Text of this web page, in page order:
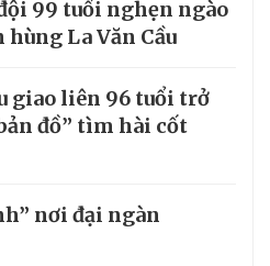
99 tuổi nghẹn ngào
La Văn Cầu
giao liên 96 tuổi trở
đồ” tìm hài cốt
nơi đại ngàn